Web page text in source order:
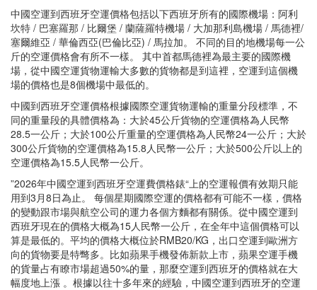
中國空運到西班牙空運價格包括以下西班牙所有的國際機場：阿利
坎特 / 巴塞羅那 / 比爾堡 / 蘭薩羅特機場 / 大加那利島機場 / 馬德裡/
塞爾維亞 / 華倫西亞(巴倫比亞) / 馬拉加。 不同的目的地機場每一公
斤的空運價格會有所不一樣。 其中首都馬德裡為最主要的國際機
場，從中國空運貨物運輸大多數的貨物都是到這裡，空運到這個機
場的價格也是8個機場中最低的。
中國到西班牙空運價格根據國際空運貨物運輸的重量分段標準，不
同的重量段的具體價格為：大於45公斤貨物的空運價格為人民幣
28.5一公斤；大於100公斤重量的空運價格為人民幣24一公斤；大於
300公斤貨物的空運價格為15.8人民幣一公斤；大於500公斤以上的
空運價格為15.5人民幣一公斤。
”2026年中國空運到西班牙空運費價格錶“上的空運報價有效期只能
用到3月8日為止。 每個星期國際空運的價格都有可能不一樣，價格
的變動跟市場與航空公司的運力各個方麵都有關係。從中國空運到
西班牙現在的價格大概為15人民幣一公斤，在全年中這個價格可以
算是最低的。平均的價格大概位於RMB20/KG，出口空運到歐洲方
向的貨物要是特彆多。比如蘋果手機發佈新款上市，蘋果空運手機
的貨量占有瞭市場超過50%的量，那麼空運到西班牙的價格就在大
幅度地上漲 。根據以往十多年來的經驗，中國空運到西班牙的空運